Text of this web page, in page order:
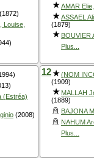
(1872)
Louise,
AMAR
ASSAEL
(1879)
BOUVIER
Plus...
(Estréa)
(2008)
12
(NOM
(1909)
MALLAH
(1889)
BAJONA
NAHUM
Plus...